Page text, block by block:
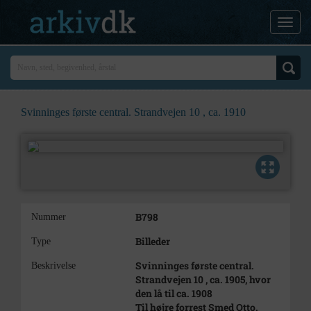
Svinninges første central. Strandvejen 10 , ca. 1910
Nummer B798
Type Billeder
Beskrivelse
Svinninges første central.
Strandvejen 10 , ca. 1905, hvor
den lå til ca. 1908
Til højre forrest Smed Otto.